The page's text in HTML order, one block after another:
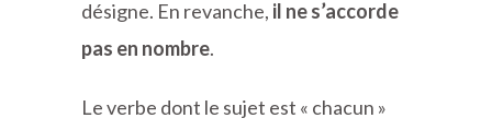
désigne. En revanche, il ne s’accorde
pas en nombre.
Le verbe dont le sujet est « chacun »